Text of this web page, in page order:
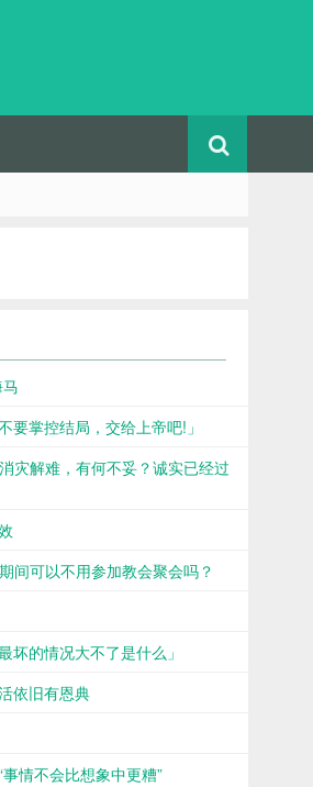
要掌控结局，交给上帝吧!」
灾解难，有何不妥？诚实已经过
间可以不用参加教会聚会吗？
坏的情况大不了是什么」
依旧有恩典
情不会比想象中更糟”